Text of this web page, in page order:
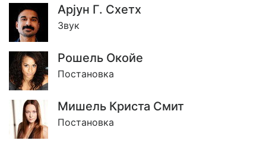
Арjун Г. Схетх
Звук
Рошель Окойе
Постановка
Мишель Криста Смит
Постановка